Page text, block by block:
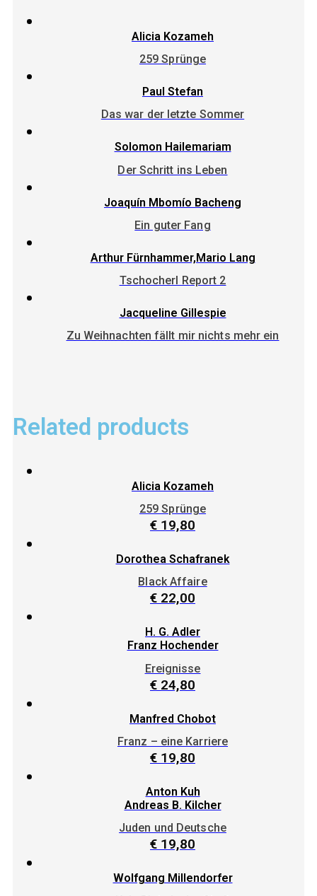
Alicia Kozameh
259 Sprünge
Paul Stefan
Das war der letzte Sommer
Solomon Hailemariam
Der Schritt ins Leben
Joaquín Mbomío Bacheng
Ein guter Fang
Arthur Fürnhammer,Mario Lang
Tschocherl Report 2
Jacqueline Gillespie
Zu Weihnachten fällt mir nichts mehr ein
Related products
Alicia Kozameh
259 Sprünge
€ 19,80
Dorothea Schafranek
Black Affaire
€ 22,00
H. G. Adler
Franz Hochender
Ereignisse
€ 24,80
Manfred Chobot
Franz – eine Karriere
€ 19,80
Anton Kuh
Andreas B. Kilcher
Juden und Deutsche
€ 19,80
Wolfgang Millendorfer